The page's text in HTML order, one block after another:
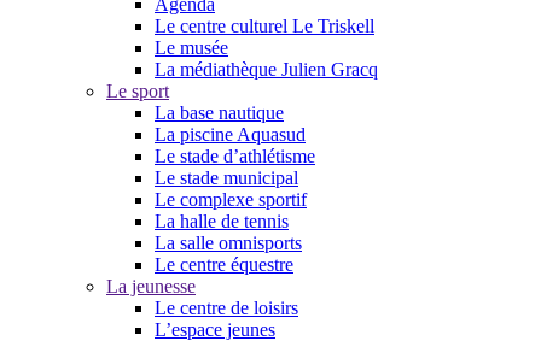
Agenda
Le centre culturel Le Triskell
Le musée
La médiathèque Julien Gracq
Le sport
La base nautique
La piscine Aquasud
Le stade d’athlétisme
Le stade municipal
Le complexe sportif
La halle de tennis
La salle omnisports
Le centre équestre
La jeunesse
Le centre de loisirs
L’espace jeunes